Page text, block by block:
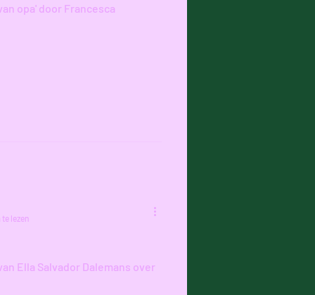
opa' door Francesca
Ella Salvador Dalemans over
te lezen